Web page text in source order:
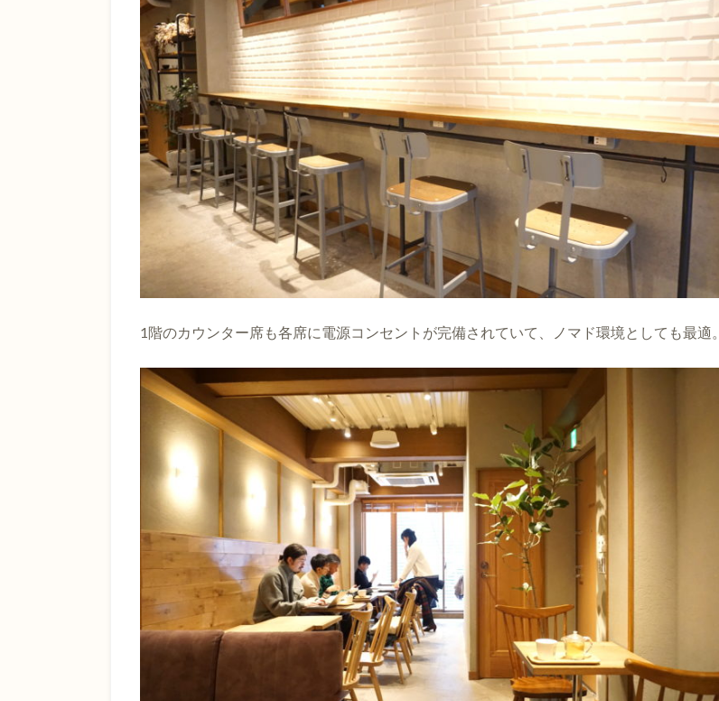
1階のカウンター席も各席に電源コンセントが完備されていて、ノマド環境としても最適。